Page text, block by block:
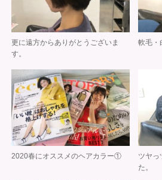
更に遠方からありがとうございま
す。
軟毛・
2020春にオススメのヘアカラー①
ツヤっ
た。